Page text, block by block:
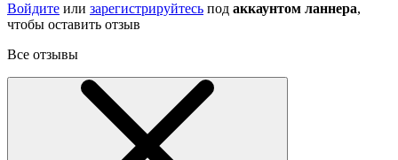
Войдите или зарегистрируйтесь под аккаунтом ланнера,
чтобы оставить отзыв
Все отзывы